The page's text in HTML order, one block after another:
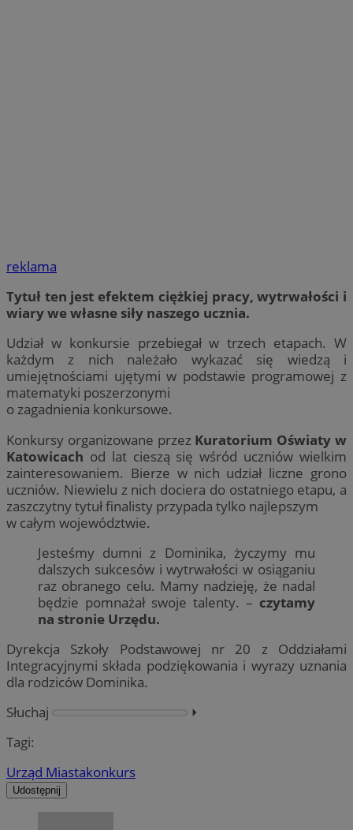
reklama
Tytuł ten jest efektem ciężkiej pracy, wytrwałości i
wiary we własne siły naszego ucznia.
Udział w konkursie przebiegał w trzech etapach. W
każdym z nich należało wykazać się wiedzą i
umiejętnościami ujętymi w podstawie programowej z
matematyki poszerzonymi
o zagadnienia konkursowe.
Konkursy organizowane przez Kuratorium Oświaty w
Katowicach od lat cieszą się wśród uczniów wielkim
zainteresowaniem. Bierze w nich udział liczne grono
uczniów. Niewielu z nich dociera do ostatniego etapu, a
zaszczytny tytuł finalisty przypada tylko najlepszym
w całym województwie.
Jesteśmy dumni z Dominika, życzymy mu
dalszych sukcesów i wytrwałości w osiąganiu
raz obranego celu. Mamy nadzieję, że nadal
będzie pomnażał swoje talenty. – czytamy
na stronie Urzędu.
Dyrekcja Szkoły Podstawowej nr 20 z Oddziałami
Integracyjnymi składa podziękowania i wyrazy uznania
dla rodziców Dominika.
Słuchaj
⏵︎
Tagi:
Urząd Miastakonkurs
Udostępnij